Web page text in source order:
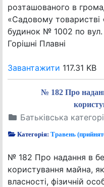
розташованого в
«Садовому товаристві
будинок № 1002 по вул.
Горішні Плавні
Завантажити 117.31 KB
№ 182 Про
Батьківська
Категорія:Травень
№ 182 Про надання в
користування майна,
власності, фізичній